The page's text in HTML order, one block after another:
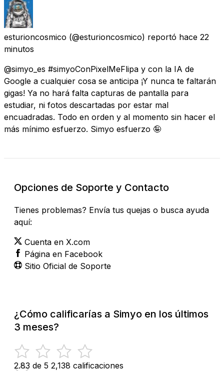
esturioncosmico (@esturioncosmico) reportó hace 22
minutos
@simyo_es #simyoConPixelMeFlipa y con la IA de
Google a cualquier cosa se anticipa ¡Y nunca te faltarán
gigas! Ya no hará falta capturas de pantalla para
estudiar, ni fotos descartadas por estar mal
encuadradas. Todo en orden y al momento sin hacer el
más mínimo esfuerzo. Simyo esfuerzo 🤪
Opciones de Soporte y Contacto
Tienes problemas? Envía tus quejas o busca ayuda
aquí:
Cuenta en X.com
Página en Facebook
Sitio Oficial de Soporte
¿Cómo calificarías a Simyo en los últimos
3 meses?
2.83 de 5 2,138 calificaciones